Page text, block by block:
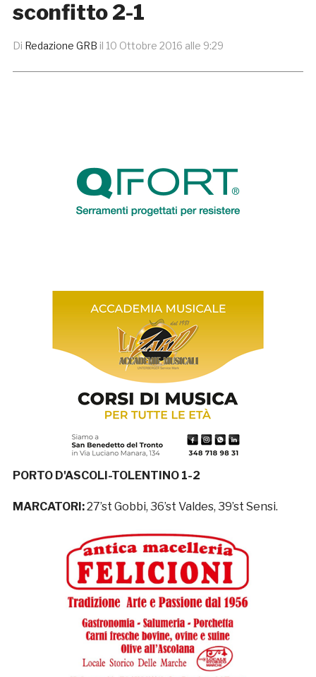
sconfitto 2-1
Di Redazione GRB il 10 Ottobre 2016 alle 9:29
PORTO D'ASCOLI-TOLENTINO 1-2
MARCATORI:27’st Gobbi, 36’st Valdes, 39’st Sensi.